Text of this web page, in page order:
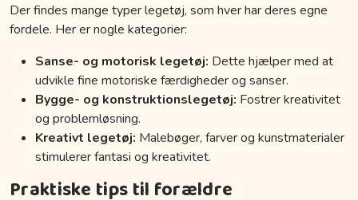
Der findes mange typer legetøj, som hver har deres egne
fordele. Her er nogle kategorier:
Sanse- og motorisk legetøj: Dette hjælper med at
udvikle fine motoriske færdigheder og sanser.
Bygge- og konstruktionslegetøj: Fostrer kreativitet
og problemløsning.
Kreativt legetøj: Malebøger, farver og kunstmaterialer
stimulerer fantasi og kreativitet.
Praktiske tips til forældre